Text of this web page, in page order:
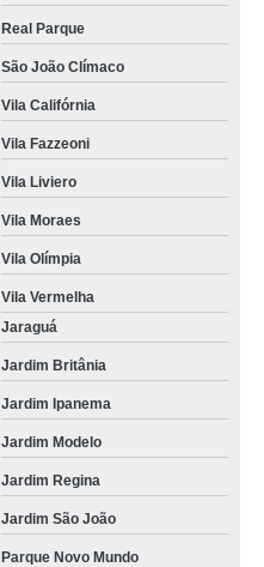
Real Parque
São João Clímaco
Vila Califórnia
Vila Fazzeoni
Vila Liviero
Vila Moraes
Vila Olímpia
Vila Vermelha
Jaraguá
Jardim Britânia
Jardim Ipanema
Jardim Modelo
Jardim Regina
Jardim São João
Parque Novo Mundo